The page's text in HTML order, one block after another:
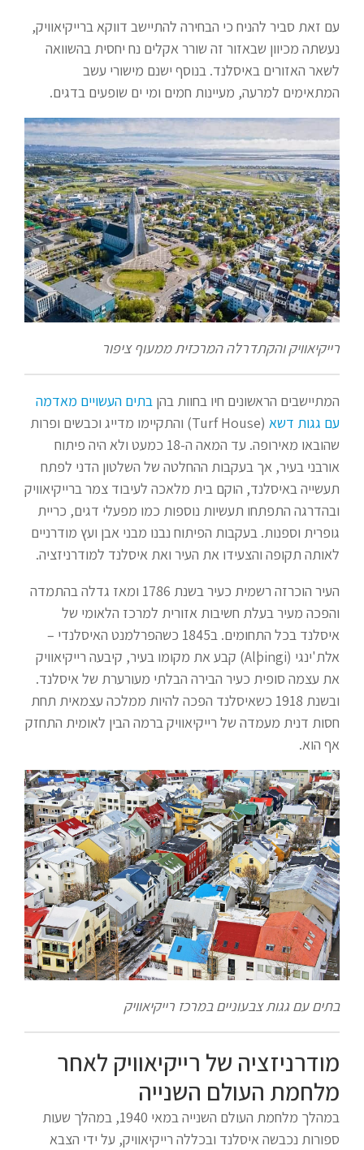
עם זאת סביר להניח כי הבחירה להתיישב דווקא ברייקיאוויק,
נעשתה מכיוון שבאזור זה שורר אקלים נח יחסית בהשוואה
לשאר האזורים באיסלנד. בנוסף ישנם מישורי עשב
המתאימים למרעה, מעיינות חמים ומי ים שופעים בדגים.
רייקיאוויק והקתדרלה המרכזית ממעוף ציפור
המתיישבים הראשונים חיו בחוות בהן בתים העשויים מאדמה
עם גגות דשא
(Turf House) והתקיימו מדייג וכבשים ופרות
שהובאו מאירופה. עד המאה ה-18 כמעט ולא היה פיתוח
אורבני בעיר, אך בעקבות ההחלטה של השלטון הדני לפתח
תעשייה באיסלנד, הוקם בית מלאכה לעיבוד צמר ברייקיאוויק
ובהדרגה התפתחו תעשיות נוספות כמו מפעלי דגים, כריית
גופרית וספנות. בעקבות הפיתוח נבנו מבני אבן ועץ מודרניים
לאותה תקופה והצעידו את העיר ואת איסלנד למודרניזציה.
העיר הוכרזה רשמית כעיר בשנת 1786 ומאז גדלה בהתמדה
והפכה מעיר בעלת חשיבות אזורית למרכז הלאומי של
איסלנד בכל התחומים. ב1845 כשהפרלמנט האיסלנדי –
אלת'ינגי (Alþingi) קבע את מקומו בעיר, קיבעה רייקיאוויק
את עצמה סופית כעיר הבירה הבלתי מעורערת של איסלנד.
ובשנת 1918 כשאיסלנד הפכה להיות ממלכה עצמאית תחת
חסות דנית מעמדה של רייקיאוויק ברמה הבין לאומית התחזק
אף הוא.
בתים עם גגות צבעוניים במרכז רייקיאוויק
מודרניזציה של רייקיאוויק לאחר
מלחמת העולם השנייה
במהלך מלחמת העולם השנייה במאי 1940, במהלך שעות
ספורות נכבשה איסלנד ובכללה רייקיאוויק, על ידי הצבא